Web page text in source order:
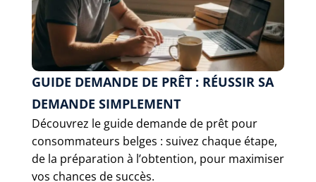
GUIDE DEMANDE DE PRÊT : RÉUSSIR SA
DEMANDE SIMPLEMENT
Découvrez le guide demande de prêt pour
consommateurs belges : suivez chaque étape,
de la préparation à l’obtention, pour maximiser
vos chances de succès.